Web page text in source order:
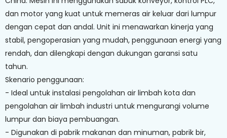
dan motor yang kuat untuk memeras air keluar dari lumpur
dengan cepat dan andal. Unit ini menawarkan kinerja yang
stabil, pengoperasian yang mudah, penggunaan energi yang
rendah, dan dilengkapi dengan dukungan garansi satu
tahun.
Skenario penggunaan:
- Ideal untuk instalasi pengolahan air limbah kota dan
pengolahan air limbah industri untuk mengurangi volume
lumpur dan biaya pembuangan.
- Digunakan di pabrik makanan dan minuman, pabrik bir,